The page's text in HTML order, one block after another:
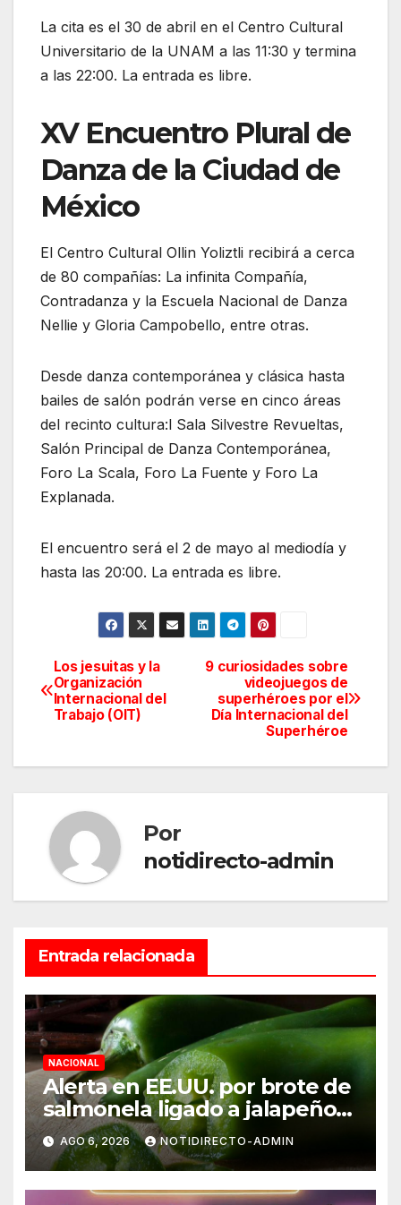
La cita es el 30 de abril en el Centro Cultural
Universitario de la UNAM a las 11:30 y termina
a las 22:00. La entrada es libre.
XV Encuentro Plural de
Danza de la Ciudad de
México
El Centro Cultural Ollin Yoliztli recibirá a cerca
de 80 compañías: La infinita Compañía,
Contradanza y la Escuela Nacional de Danza
Nellie y Gloria Campobello, entre otras.
Desde danza contemporánea y clásica hasta
bailes de salón podrán verse en cinco áreas
del recinto cultura:l Sala Silvestre Revueltas,
Salón Principal de Danza Contemporánea,
Foro La Scala, Foro La Fuente y Foro La
Explanada.
El encuentro será el 2 de mayo al mediodía y
hasta las 20:00. La entrada es libre.
Navegación
de
9 curiosidades sobre
videojuegos de
superhéroes por el
Día Internacional del
Superhéroe
Los jesuitas y la
Organización
Internacional del
Trabajo (OIT)
Por
notidirecto-admin
Entrada relacionada
NACIONAL
Alerta en EE.UU. por brote de
salmonela ligado a jalapeños
mexicanos; reportan 345
casos
AGO 6, 2026 NOTIDIRECTO-ADMIN